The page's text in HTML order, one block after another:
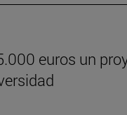
euros un